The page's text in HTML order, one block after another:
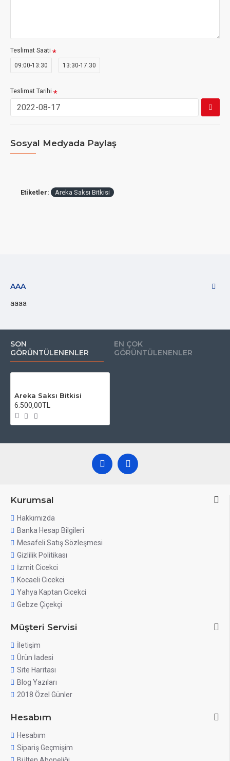
Teslimat Saati
09:00-13:30 13:30-17:30
Teslimat Tarihi
Sosyal Medyada Paylaş
Etiketler: Areka Saksı Bitkisi
AAA
aaaa
SON
GÖRÜNTÜLENENLER
EN ÇOK
GÖRÜNTÜLENENLER
Areka Saksı Bitkisi
6.500,00TL
Kurumsal
Hakkımızda
Banka Hesap Bilgileri
Mesafeli Satış Sözleşmesi
Gizlilik Politikası
İzmit Cicekci
Kocaeli Cicekci
Yahya Kaptan Cicekci
Gebze Çiçekçi
Müşteri Servisi
İletişim
Ürün İadesi
Site Haritası
Blog Yazıları
2018 Özel Günler
Hesabım
Hesabım
Sipariş Geçmişim